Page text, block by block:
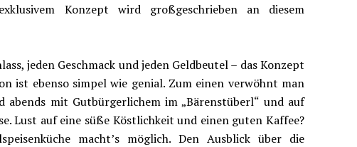
Konzept wird großgeschrieben an diesem
jeden Geschmack und jeden Geldbeutel – das Konzept
ist ebenso simpel wie genial. Zum einen verwöhnt man
abends mit Gutbürgerlichem im „Bärenstüberl“ und auf
Lust auf eine süße Köstlichkeit und einen guten Kaffee?
macht’s möglich. Den Ausblick über die